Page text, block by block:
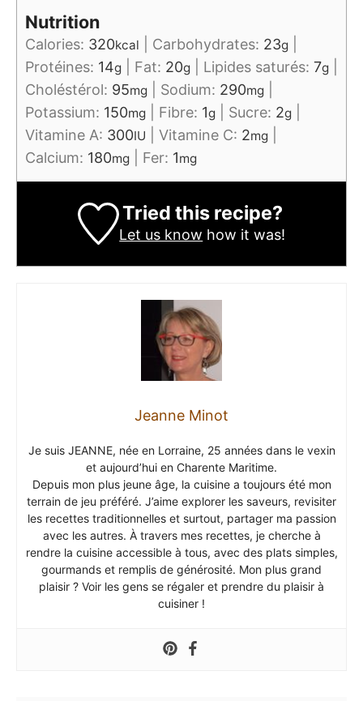
Nutrition
Calories: 320kcal Carbohydrates: 23g
Protéines: 14g Fat: 20g Lipides saturés: 7g
Choléstérol: 95mg Sodium: 290mg
Potassium: 150mg Fibre: 1g Sucre: 2g
Vitamine A: 300IU Vitamine C: 2mg
Calcium: 180mg Fer: 1mg
Tried this recipe?
Let us know how it was!
Jeanne Minot
Je suis JEANNE, née en Lorraine, 25 années dans le vexin
et aujourd’hui en Charente Maritime.
Depuis mon plus jeune âge, la cuisine a toujours été mon
terrain de jeu préféré. J’aime explorer les saveurs, revisiter
les recettes traditionnelles et surtout, partager ma passion
avec les autres. À travers mes recettes, je cherche à
rendre la cuisine accessible à tous, avec des plats simples,
gourmands et remplis de générosité. Mon plus grand
plaisir ? Voir les gens se régaler et prendre du plaisir à
cuisiner !